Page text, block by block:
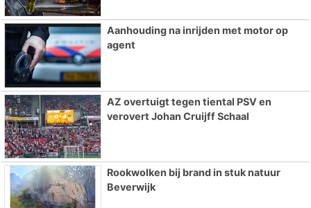
Aanhouding na inrijden met motor op
agent
AZ overtuigt tegen tiental PSV en
verovert Johan Cruijff Schaal
Rookwolken bij brand in stuk natuur
Beverwijk